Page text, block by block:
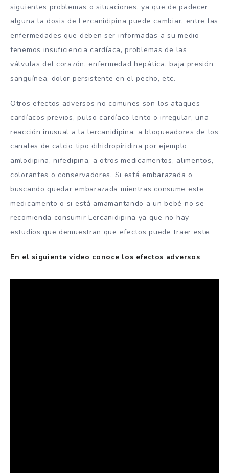
siguientes problemas o situaciones, ya que de padecer
alguna la dosis de Lercanidipina puede cambiar, entre las
enfermedades que deben ser informadas a su medio
tenemos insuficiencia cardíaca, problemas de las
válvulas del corazón, enfermedad hepática, baja presión
sanguínea, dolor persistente en el pecho, etc.
Otros efectos adversos no comunes son los ataques
cardíacos previos, pulso cardíaco lento o irregular, una
reacción inusual a la lercanidipina, a bloqueadores de los
canales de calcio tipo dihidropiridina por ejemplo
amlodipina, nifedipina, a otros medicamentos, alimentos,
colorantes o conservadores. Si está embarazada o
buscando quedar embarazada mientras consume este
medicamento o si está amamantando a un bebé no se
recomienda consumir Lercanidipina ya que no hay
estudios que demuestran que efectos puede traer este.
En el siguiente video conoce los efectos adversos